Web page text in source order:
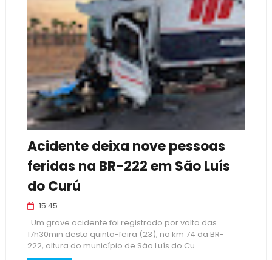
Acidente deixa nove pessoas
feridas na BR-222 em São Luís
do Curú
15:45
Um grave acidente foi registrado por volta das
17h30min desta quinta-feira (23), no km 74 da BR-
222, altura do município de São Luís do Cu...